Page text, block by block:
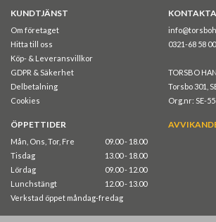
KUNDTJÄNST
Om företaget
Hitta till oss
Köp- & Leveransvillkor
GDPR & Säkerhet
Delbetalning
Cookies
0321-68 58 00
TORSBO
Torsbo 301,
Org.nr: SE-
ÖPPETTIDER
Mån, Ons, Tor, Fre
09.00 - 18.00
Tisdag
13.00 - 18.00
Lördag
09.00 - 12.00
Lunchstängt
12.00 - 13.00
Verkstad öppet måndag-fredag